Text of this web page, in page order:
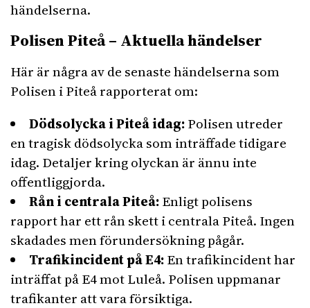
händelserna.
Polisen Piteå – Aktuella händelser
Här är några av de senaste händelserna som
Polisen i Piteå rapporterat om:
Dödsolycka i Piteå idag:Polisen utreder
en tragisk dödsolycka som inträffade tidigare
idag. Detaljer kring olyckan är ännu inte
offentliggjorda.
Rån i centrala Piteå:Enligt polisens
rapport har ett rån skett i centrala Piteå. Ingen
skadades men förundersökning pågår.
Trafikincident på E4:En trafikincident har
inträffat på E4 mot Luleå. Polisen uppmanar
trafikanter att vara försiktiga.